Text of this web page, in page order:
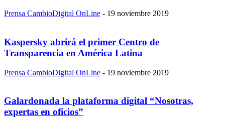
Prensa CambioDigital OnLine - 19 noviembre 2019
Kaspersky abrirá el primer Centro de
Transparencia en América Latina
Prensa CambioDigital OnLine - 19 noviembre 2019
Galardonada la plataforma digital “Nosotras,
expertas en oficios”